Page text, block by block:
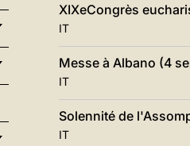
XIXeCongrès
IT
Messe à Albano (4
IT
Solennité de
IT